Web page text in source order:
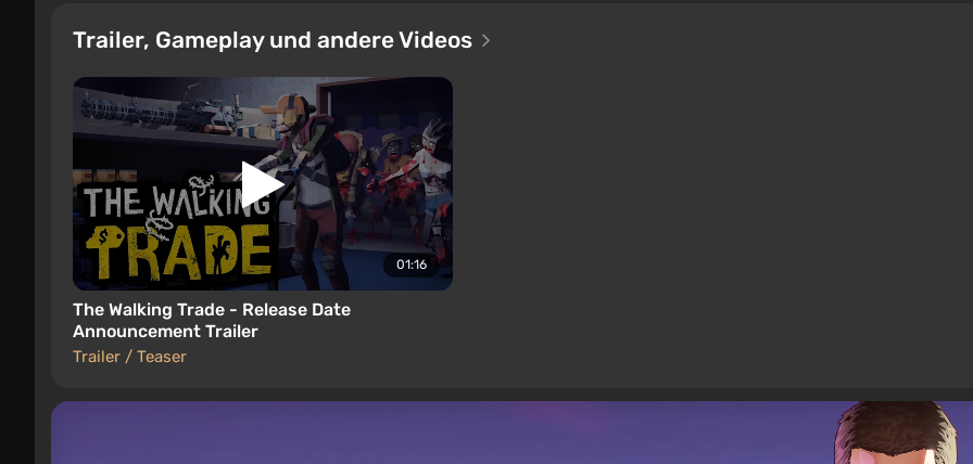
Trailer, Gameplay und andere Videos
01:16
The Walking Trade - Release Date
Announcement Trailer
Trailer / Teaser